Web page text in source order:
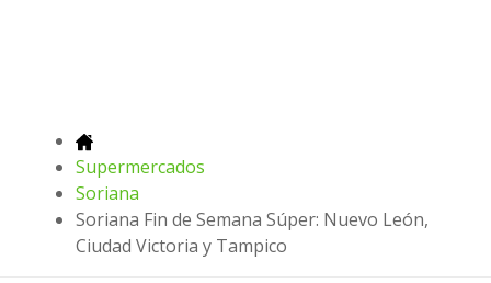
Supermercados
Soriana
Soriana Fin de Semana Súper: Nuevo León,
Ciudad Victoria y Tampico